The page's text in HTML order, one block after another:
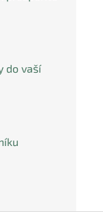
do vaší